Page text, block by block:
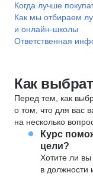
Когда лучше
Как мы отбираем
и онлайн-школы
Ответственная
Как
Перед тем, как
о том, что для вас
на несколько
Курс
цели?
Хотите ли
в должности